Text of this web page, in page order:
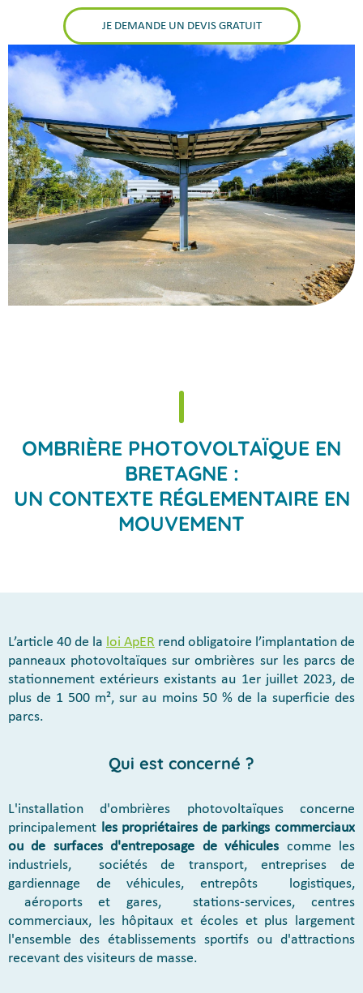
JE DEMANDE UN DEVIS GRATUIT
OMBRIÈRE PHOTOVOLTAÏQUE EN
BRETAGNE :
UN CONTEXTE RÉGLEMENTAIRE EN
MOUVEMENT
L’article 40 de la loi ApER rend obligatoire l’implantation de
panneaux photovoltaïques sur ombrières sur les parcs de
stationnement extérieurs existants au 1er juillet 2023, de
plus de 1 500 m², sur au moins 50 % de la superficie des
parcs.
Qui est concerné ?
L'installation d'ombrières photovoltaïques concerne
principalement les propriétaires de parkings commerciaux
ou de surfaces d'entreposage de véhicules comme les
industriels, sociétés de transport, entreprises de
gardiennage de véhicules, entrepôts logistiques,
aéroports et gares, stations-services, centres
commerciaux, les hôpitaux et écoles et plus largement
l'ensemble des établissements sportifs ou d'attractions
recevant des visiteurs de masse.